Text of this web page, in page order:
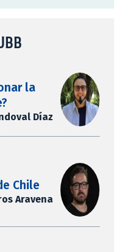
la
Díaz
Chile
Aravena